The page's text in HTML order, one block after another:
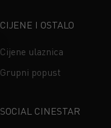
CIJENE I OSTALO
Cijene ulaznica
Grupni popust
SOCIAL CINESTAR